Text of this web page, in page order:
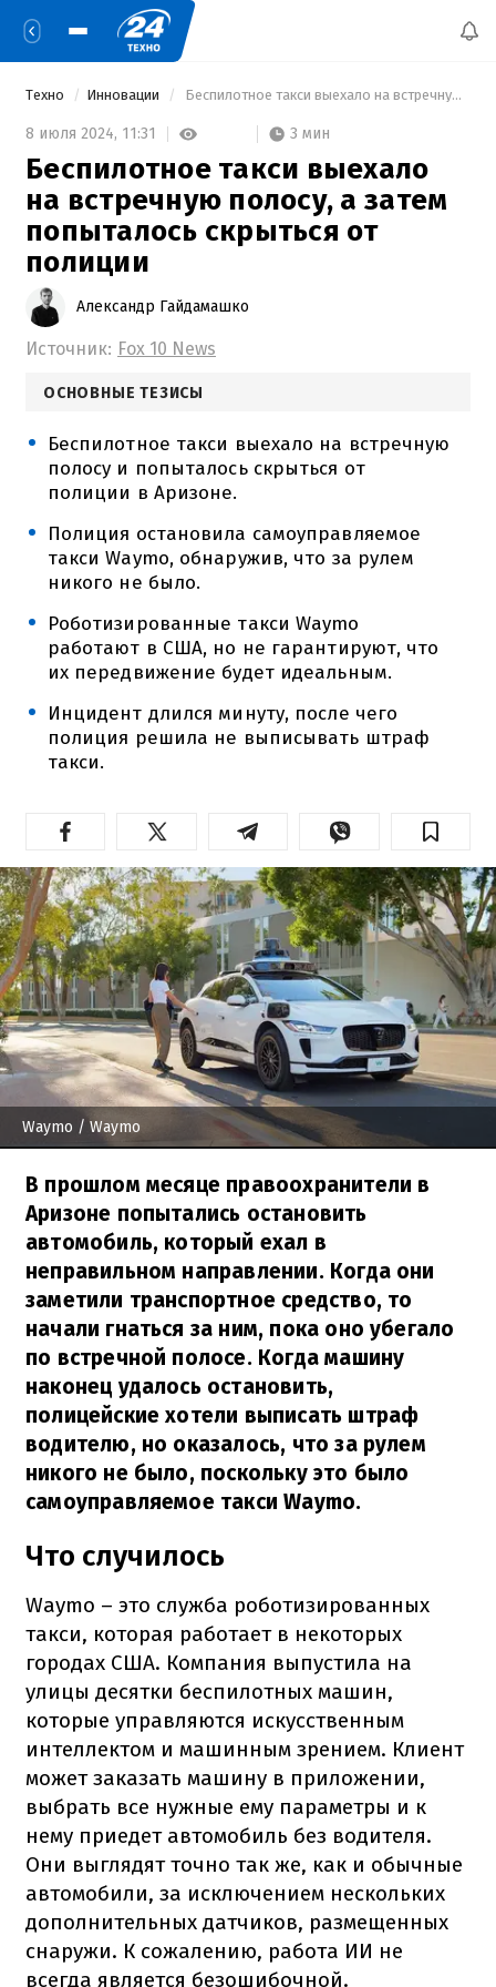
Техно Инновации Беспилотное такси выехало на встречную полосу, а затем попыталось скрыться от полиции
8 июля 2024, 11:31 3 мин
Беспилотное такси выехало
на встречную полосу, а затем
попыталось скрыться от
полиции
Александр Гайдамашко
Источник: Fox 10 News
ОСНОВНЫЕ ТЕЗИСЫ
Беспилотное такси выехало на встречную
полосу и попыталось скрыться от
полиции в Аризоне.
Полиция остановила самоуправляемое
такси Waymo, обнаружив, что за рулем
никого не было.
Роботизированные такси Waymo
работают в США, но не гарантируют, что
их передвижение будет идеальным.
Инцидент длился минуту, после чего
полиция решила не выписывать штраф
такси.
Waymo / Waymo
В прошлом месяце правоохранители в
Аризоне попытались остановить
автомобиль, который ехал в
неправильном направлении. Когда они
заметили транспортное средство, то
начали гнаться за ним, пока оно убегало
по встречной полосе. Когда машину
наконец удалось остановить,
полицейские хотели выписать штраф
водителю, но оказалось, что за рулем
никого не было, поскольку это было
самоуправляемое такси Waymo.
Что случилось
Waymo – это служба роботизированных
такси, которая работает в некоторых
городах США. Компания выпустила на
улицы десятки беспилотных машин,
которые управляются искусственным
интеллектом и машинным зрением. Клиент
может заказать машину в приложении,
выбрать все нужные ему параметры и к
нему приедет автомобиль без водителя.
Они выглядят точно так же, как и обычные
автомобили, за исключением нескольких
дополнительных датчиков, размещенных
снаружи. К сожалению, работа ИИ не
всегда является безошибочной.